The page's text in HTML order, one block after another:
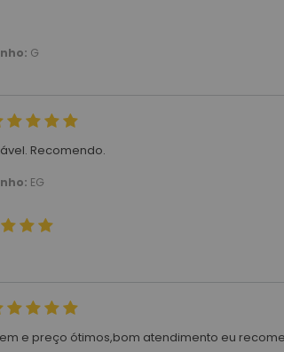
G
Recomendo.
EG
e preço ótimos,bom atendimento eu